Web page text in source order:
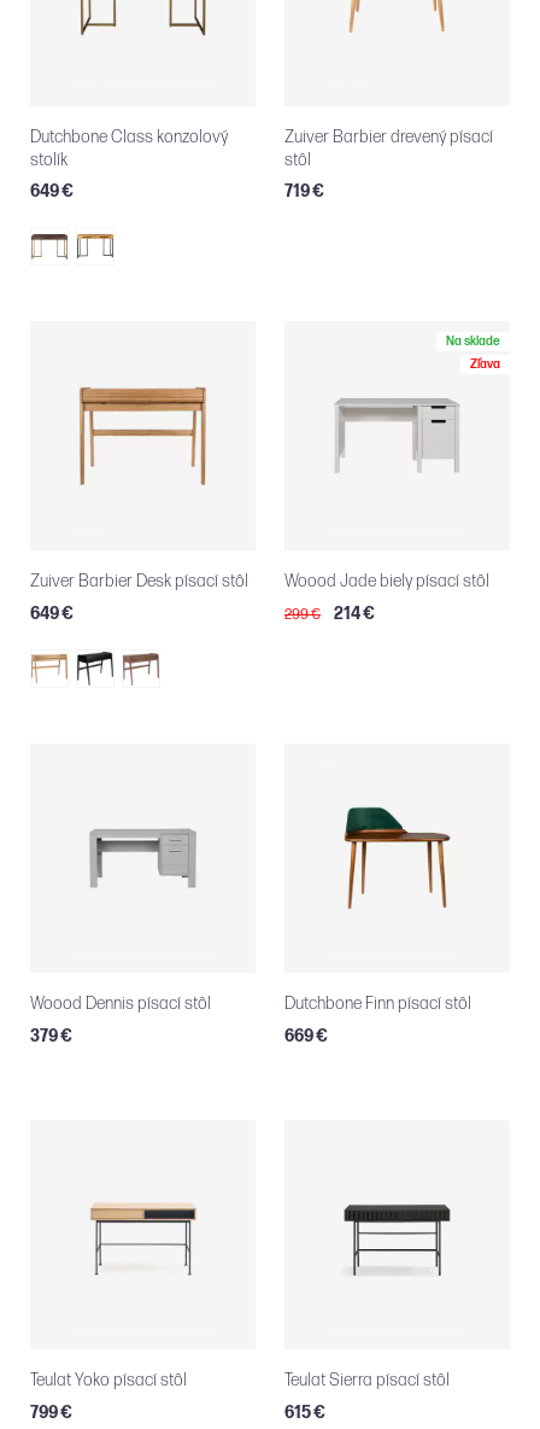
Dutchbone Class konzolový
stolík
649 €
Zuiver Barbier drevený písací
stôl
719 €
Zuiver Barbier Desk písací stôl
649 €
Na sklade
Zľava
Woood Jade biely písací stôl
299 € 214 €
Woood Dennis písací stôl
379 €
Dutchbone Finn písací stôl
669 €
Teulat Yoko písací stôl
799 €
Teulat Sierra písací stôl
615 €